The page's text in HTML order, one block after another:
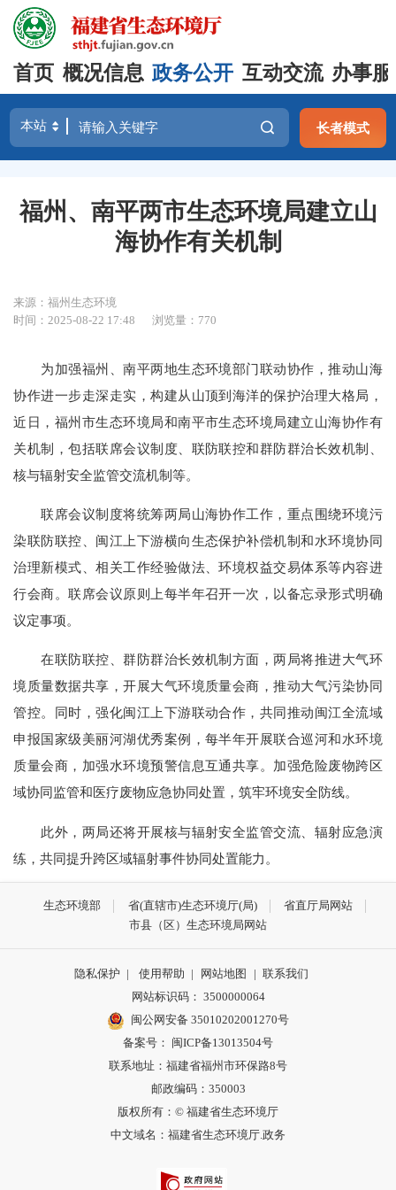
首页 概况信息 政务公开 互动交流 办事
长者模式
福州、南平两市生态环境局建立山
海协作有关机制
来源：福州生态环境
时间：2025-08-22 17:48
浏览量：770
为加强福州、南平两地生态环境部门联动协作，推动山海
协作进一步走深走实，构建从山顶到海洋的保护治理大格局，
近日，福州市生态环境局和南平市生态环境局建立山海协作有
关机制，包括联席会议制度、联防联控和群防群治长效机制、
核与辐射安全监管交流机制等。
联席会议制度将统筹两局山海协作工作，重点围绕环境污
染联防联控、闽江上下游横向生态保护补偿机制和水环境协同
治理新模式、相关工作经验做法、环境权益交易体系等内容进
行会商。联席会议原则上每半年召开一次，以备忘录形式明确
议定事项。
在联防联控、群防群治长效机制方面，两局将推进大气环
境质量数据共享，开展大气环境质量会商，推动大气污染协同
管控。同时，强化闽江上下游联动合作，共同推动闽江全流域
申报国家级美丽河湖优秀案例，每半年开展联合巡河和水环境
质量会商，加强水环境预警信息互通共享。加强危险废物跨区
域协同监管和医疗废物应急协同处置，筑牢环境安全防线。
此外，两局还将开展核与辐射安全监管交流、辐射应急演
练，共同提升跨区域辐射事件协同处置能力。
生态环境部 省(直辖市)生态环境厅(局)
省直厅局网站
市县（区）生态环境局网站
隐私保护 | 使用帮助 | 网站地图 | 联系我们
网站标识码： 3500000064
闽公网安备 35010202001270号
备案号： 闽ICP备13013504号
联系地址：福建省福州市环保路8号
邮政编码：350003
版权所有：© 福建省生态环境厅
中文域名：福建省生态环境厅.政务